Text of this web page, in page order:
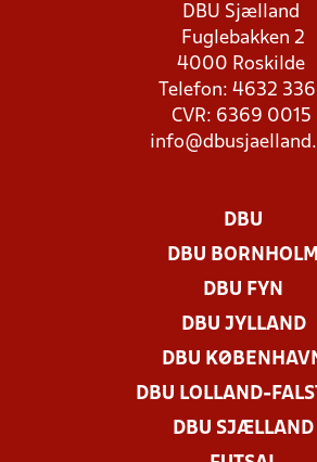
DBU Sjælland
Fuglebakken 2
4000 Roskilde
Telefon: 4632
CVR: 6369 0015
DBU
DBU BORNHOLM
DBU FYN
DBU JYLLAND
DBU
DBU LOLLAND-
DBU SJÆLLAND